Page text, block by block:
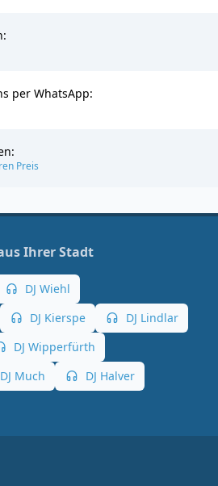
per WhatsApp:
Preis
Ihrer Stadt
DJ Wiehl
DJ Kierspe
DJ Lindlar
DJ Wipperfürth
DJ Much DJ Halver